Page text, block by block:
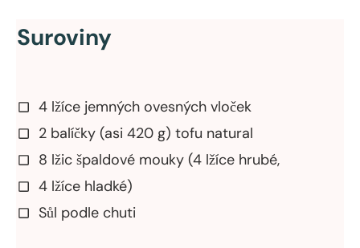
Suroviny
4 lžíce jemných ovesných vloček
2 balíčky (asi 420 g) tofu natural
8 lžic špaldové mouky (4 lžíce hrubé,
4 lžíce hladké)
Sůl podle chuti